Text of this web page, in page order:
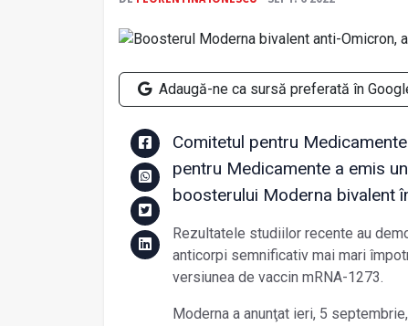
Adaugă-ne ca sursă preferată în
Comitetul pentru
pentru Medicamente a emis
boosterului Moderna bivalent
Rezultatele studiilor recente au
anticorpi semnificativ mai mari
versiunea de vaccin mRNA-1273.
Moderna a anunţat ieri, 5